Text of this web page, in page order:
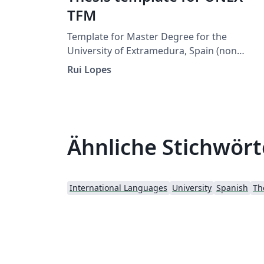
TFM
Template for Master Degree for the
University of Extramedura, Spain (non
official).
Rui Lopes
Ähnliche
International Languages University Spanish